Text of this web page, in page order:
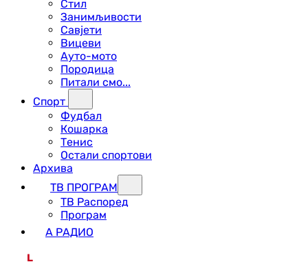
Стил
Занимљивости
Савјети
Вицеви
Ауто-мото
Породица
Питали смо...
Спорт
Фудбал
Кошарка
Тенис
Остали спортови
Архива
ТВ ПРОГРАМ
ТВ Распоред
Програм
А РАДИО
L